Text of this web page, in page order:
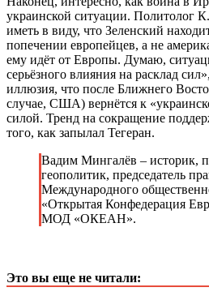
украинской ситуации. Политолог
иметь в виду, что Зеленский
попечении европейцев, а не
ему идёт от Европы. Думаю,
серьёзного влияния на расклад
иллюзия, что после Ближнего
случае, США) вернётся к
силой. Тренд на сокращение
того, как запылал Тегеран.
Вадим Мингалёв – историк,
геополитик, председатель
Международного
«Открытая Конфедерация
МОД «ОКЕАН».
Это вы еще не читали: